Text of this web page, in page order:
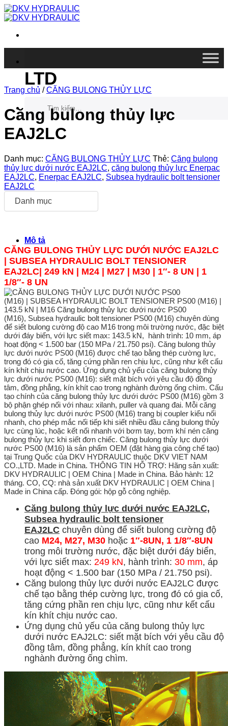
Chuyển
đến
dung
LTD
kiếm:
Trang chủ / CĂNG BULONG THỦY LỰC
Căng bulong thủy lực
EAJ2LC
Danh mục: CĂNG BULONG THỦY LỰC Thẻ: Căng bulong
thủy lực dưới nước EAJ2LC, căng bulong thủy lực Enerpac
EAJ2LC, Enerpac EAJ2LC, Subsea hydraulic bolt tensioner
EAJ2LC
Danh mục
Mô tả
CĂNG BULONG THỦY LỰC DƯỚI NƯỚC EAJ2LC
| SUBSEA HYDRAULIC BOLT TENSIONER
EAJ2LC| 249 kN | M24 | M27 | M30 | 1″- 8 UN | 1
1/8″- 8 UN
Căng bulong thủy lực dưới nước EAJ2LC,
Subsea hydraulic bolt tensioner
EAJ2LC chuyên dùng để siết bulong cường độ
cao M24, M27, M30 hoặc 1″-8UN, 1 1/8″-8UN
trong môi trường nước, đặc biệt dưới đáy biển,
với lực siết max: 249 kN, hành trình: 30 mm, áp
hoạt động < 1.500 bar (150 MPa / 21.750 psi).
Căng bulong thủy lực dưới nước EAJ2LC được
chế tạo bằng thép cường lực, trong đó có gia cố,
tăng cứng phần ren chịu lực, cũng như kết cấu
kín khít chịu nước cao.
Ứng dụng chủ yếu của căng bulong thủy lực
dưới nước EAJ2LC: siết mặt bích với yêu cầu độ
đồng tâm, đồng phẳng, kín khít cao trong
nghành đường ống chìm.